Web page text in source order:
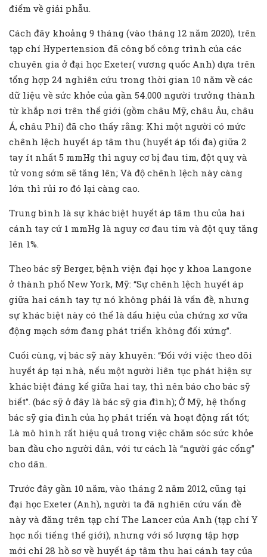
điểm về giải phẫu.
Cách đây khoảng 9 tháng (vào tháng 12 năm 2020), trên
tạp chí Hypertension đã công bố công trình của các
chuyên gia ở đại học Exeter( vương quốc Anh) dựa trên
tổng hợp 24 nghiên cứu trong thời gian 10 năm về các
dữ liệu về sức khỏe của gần 54.000 người trưởng thành
từ khắp nơi trên thế giới (gồm châu Mỹ, châu Âu, châu
Á, châu Phi) đã cho thấy rằng: Khi một người có mức
chênh lệch huyết áp tâm thu (huyết áp tối đa) giữa 2
tay ít nhất 5 mmHg thì nguy cơ bị đau tim, đột quỵ và
tử vong sớm sẽ tăng lên; Và độ chênh lệch này càng
lớn thì rủi ro đó lại càng cao.
Trung bình là sự khác biệt huyết áp tâm thu của hai
cánh tay cứ 1 mmHg là nguy cơ đau tim và đột quỵ tăng
lên 1%.
Theo bác sỹ Berger, bệnh viện đại học y khoa Langone
ở thành phố New York, Mỹ: “Sự chênh lệch huyết áp
giữa hai cánh tay tự nó không phải là vấn đề, nhưng
sự khác biệt này có thể là dấu hiệu của chứng xơ vữa
động mạch sớm đang phát triển không đối xứng”.
Cuối cùng, vị bác sỹ này khuyên: “Đối với việc theo dõi
huyết áp tại nhà, nếu một người liên tục phát hiện sự
khác biệt đáng kể giữa hai tay, thì nên báo cho bác sỹ
biết”. (bác sỹ ở đây là bác sỹ gia đình); Ở Mỹ, hệ thống
bác sỹ gia đình của họ phát triển và hoạt động rất tốt;
Là mô hình rất hiệu quả trong việc chăm sóc sức khỏe
ban đầu cho người dân, với tư cách là “người gác cổng”
cho dân.
Trước đây gần 10 năm, vào tháng 2 năm 2012, cũng tại
đại học Exeter (Anh), người ta đã nghiên cứu vấn đề
này và đăng trên tạp chí The Lancer của Anh (tạp chí Y
học nổi tiếng thế giới), nhưng với số lượng tập hợp
mới chỉ 28 hồ sơ về huyết áp tâm thu hai cánh tay của